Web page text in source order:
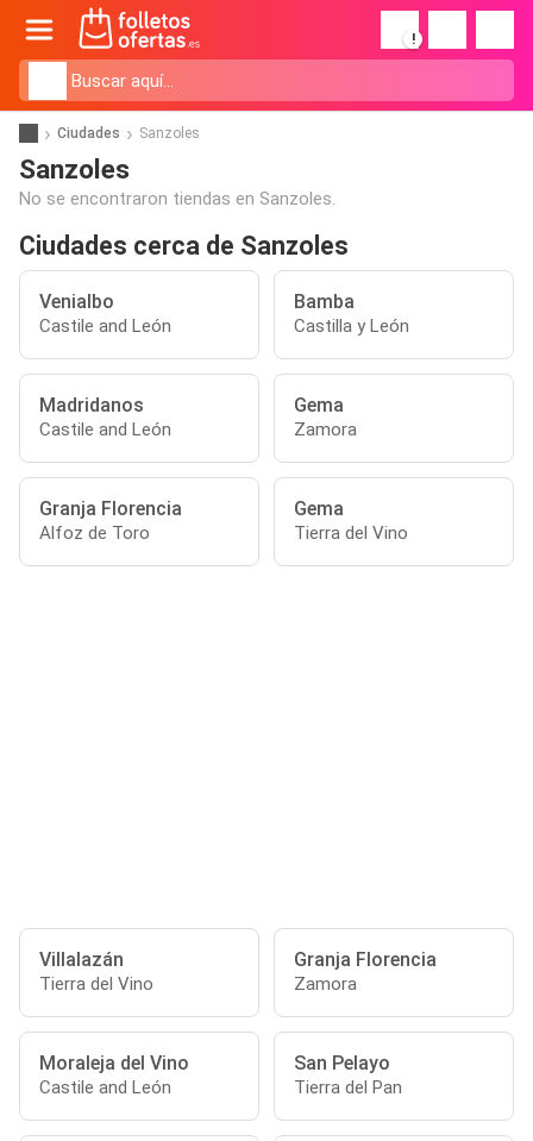
!
Ciudades Sanzoles
Sanzoles
No se encontraron tiendas en Sanzoles.
Ciudades cerca de Sanzoles
Venialbo
Castile and León
Bamba
Castilla y León
Madridanos
Castile and León
Gema
Zamora
Granja Florencia
Alfoz de Toro
Gema
Tierra del Vino
Villalazán
Tierra del Vino
Granja Florencia
Zamora
Moraleja del Vino
Castile and León
San Pelayo
Tierra del Pan